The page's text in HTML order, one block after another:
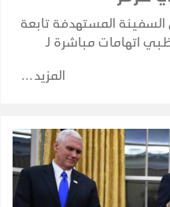
المستهدفة تابعة
اتهامات مباشرة لـ
المزيد